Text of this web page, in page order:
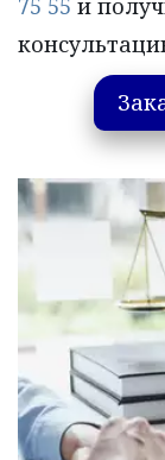
75 55 и